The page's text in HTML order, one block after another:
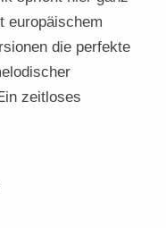
europäischem
die perfekte
zeitloses